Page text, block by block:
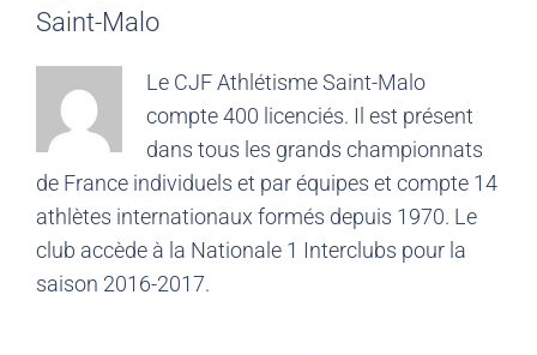
Saint-Malo
Le CJF Athlétisme Saint-Malo
compte 400 licenciés. Il est présent
dans tous les grands championnats
de France individuels et par équipes et compte 14
athlètes internationaux formés depuis 1970. Le
club accède à la Nationale 1 Interclubs pour la
saison 2016-2017.